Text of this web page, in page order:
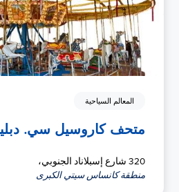
المعالم السياحية
متحف كاروسيل سي.
320 شارع إسبلاناد الجنوبي،
منطقة كانساس سيتي الكبرى